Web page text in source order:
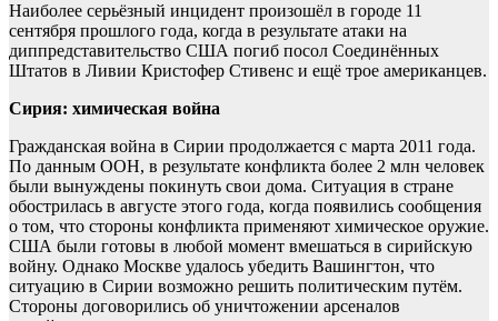
Наиболее серьёзный инцидент произошёл в городе 11
сентября прошлого года, когда в результате атаки на
диппредставительство США погиб посол Соединённых
Штатов в Ливии Кристофер Стивенс и ещё трое американцев.
Сирия: химическая война
Гражданская война в Сирии продолжается с марта 2011 года.
По данным ООН, в результате конфликта более 2 млн человек
были вынуждены покинуть свои дома. Ситуация в стране
обострилась в августе этого года, когда появились сообщения
о том, что стороны конфликта применяют химическое оружие.
США были готовы в любой момент вмешаться в сирийскую
войну. Однако Москве удалось убедить Вашингтон, что
ситуацию в Сирии возможно решить политическим путём.
Стороны договорились об уничтожении арсеналов